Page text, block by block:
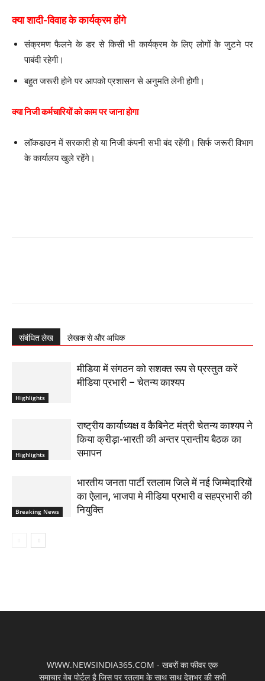
क्या शादी-विवाह के कार्यक्रम होंगे
संक्रमण फैलने के डर से किसी भी कार्यक्रम के लिए लोगों के जुटने पर
पाबंदी रहेगी।
बहुत जरूरी होने पर आपको प्रशासन से अनुमति लेनी होगी।
क्या निजी कर्मचारियों को काम पर जाना होगा
लॉकडाउन में सरकारी हो या निजी कंपनी सभी बंद रहेंगी। सिर्फ जरूरी विभाग
के कार्यालय खुले रहेंगे।
संबंधित लेख लेखक से और अधिक
Highlights
मीडिया में संगठन को सशक्त रूप से प्रस्तुत करें
मीडिया प्रभारी – चेतन्य काश्यप
Highlights
राष्ट्रीय कार्याध्यक्ष व कैबिनेट मंत्री चेतन्य काश्यप ने
किया क्रीड़ा-भारती की अन्तर प्रान्तीय बैठक का
समापन
Breaking News
भारतीय जनता पार्टी रतलाम जिले में नई जिम्मेदारियों
का ऐलान, भाजपा मे मीडिया प्रभारी व सहप्रभारी की
नियुक्ति
WWW.NEWSINDIA365.COM - खबरों का फीवर एक
समाचार वेब पोर्टल है जिस पर रतलाम के साथ साथ देशभर की सभी